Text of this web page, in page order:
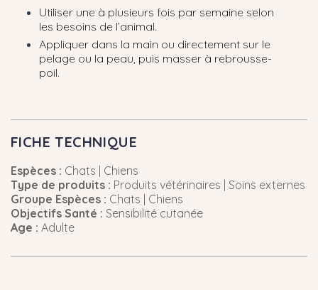
Utiliser une à plusieurs fois par semaine selon
les besoins de l’animal.
Appliquer dans la main ou directement sur le
pelage ou la peau, puis masser à rebrousse-
poil.
FICHE TECHNIQUE
Espèces : Chats | Chiens
Type de produits : Produits vétérinaires | Soins externes
Groupe Espèces : Chats | Chiens
Objectifs Santé : Sensibilité cutanée
Age : Adulte